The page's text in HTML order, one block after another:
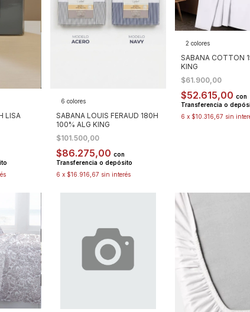
LISA
6 colores
SABANA LOUIS FERAUD 180H
100% ALG KING
$101.500,00
$86.275,00 con
Transferencia o depósito
6 x $16.916,67 sin interés
2 colores
SABANA COTTON
KING
$61.900,00
$52.615,00 con
Transferencia o
6 x $10.316,67 sin